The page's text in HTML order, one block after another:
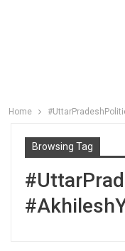
Home
Browsing Tag